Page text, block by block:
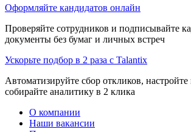
Оформляйте кандидатов онлайн
Проверяйте сотрудников и подписывайте
документы без бумаг и личных встреч
Ускорьте подбор в 2 раза с Talantix
Автоматизируйте сбор откликов, настройте
собирайте аналитику в 2 клика
О компании
Наши вакансии